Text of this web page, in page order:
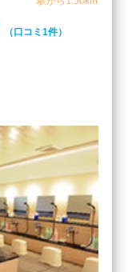
（口コミ1件）